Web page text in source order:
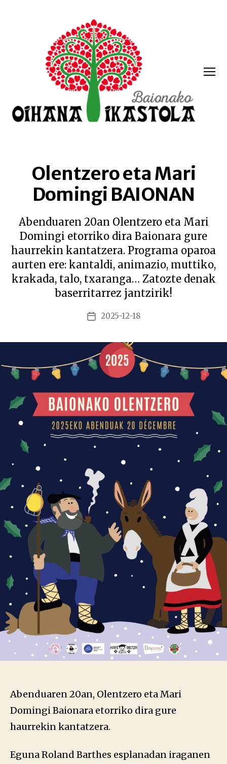
Olentzero eta Mari
Domingi BAIONAN
Abenduaren 20an Olentzero eta Mari
Domingi etorriko dira Baionara gure
haurrekin kantatzera. Programa oparoa
aurten ere: kantaldi, animazio, muttiko,
krakada, talo, txaranga… Zatozte denak
baserritarrez jantzirik!
Argitalpenaren
2025-12-18
Abenduaren 20an, Olentzero eta Mari
Domingi Baionara etorriko dira gure
haurrekin kantatzera.
Eguna Roland Barthes esplanadan iraganen